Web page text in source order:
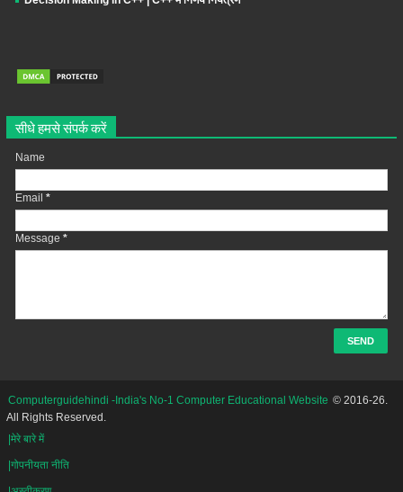
सीधे हमसे संपर्क करें
Name
Email *
Message *
Computerguidehindi -India's No-1 Computer Educational Website © 2016-26.
All Rights Reserved.
|मेरे बारे में
|गोपनीयता नीति